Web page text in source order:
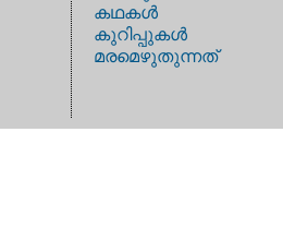
കഥകള്‍
കുറിപ്പുകള്‍
മരമെഴുതുന്നത്